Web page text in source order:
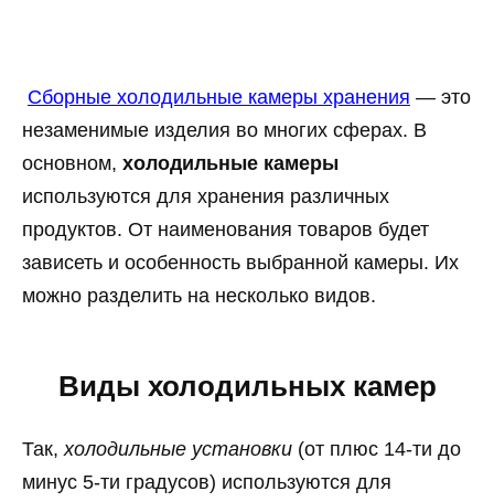
Сборные холодильные камеры хранения — это
незаменимые изделия во многих сферах. В
основном, холодильные камеры
используются для хранения различных
продуктов. От наименования товаров будет
зависеть и особенность выбранной камеры. Их
можно разделить на несколько видов.
Виды холодильных камер
Так, холодильные установки (от плюс 14-ти до
минус 5-ти градусов) используются для